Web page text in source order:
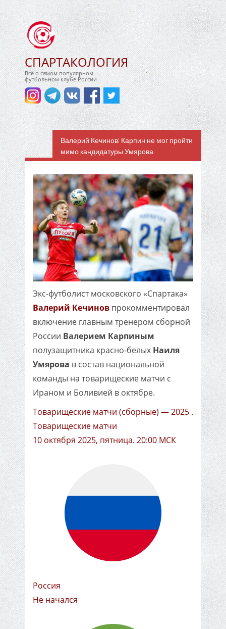
СПАРТАКОЛОГИЯ
Всё о самом популярном
футбольном клубе России
Валерий Кечинов: Карпин не мог пройти
мимо кандидатуры Умярова
Экс-футболист московского «Спартака»
Валерий Кечинов прокомментировал
включение главным тренером сборной
России Валерием Карпиным
полузащитника красно-белых Наиля
Умярова в состав национальной
команды на товарищеские матчи с
Ираном и Боливией в октябре.
Товарищеские матчи (сборные) — 2025 .
Товарищеские матчи
10 октября 2025, пятница. 20:00 МСК
Россия
Не начался